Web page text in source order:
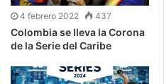
4 febrero 2022 437
Colombia se lleva la Corona
de la Serie del Caribe